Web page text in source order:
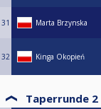
31 Marta Brzynska
32 Kinga Okopień
Taperrunde 2